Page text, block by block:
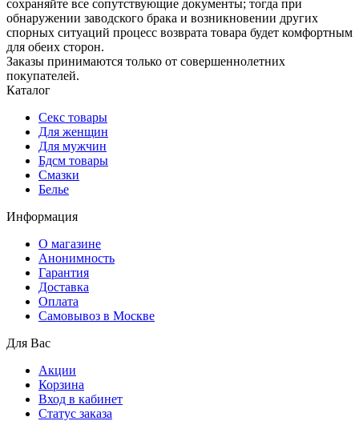
сохраняйте все сопутствующие документы; тогда при
обнаружении заводского брака и возникновении других
спорных ситуаций процесс возврата товара будет комфортным
для обеих сторон.
Заказы принимаются только от совершеннолетних
покупателей.
Каталог
Секс товары
Для женщин
Для мужчин
Бдсм товары
Смазки
Белье
Информация
О магазине
Анонимность
Гарантия
Доставка
Oплата
Самовывоз в Москве
Для Вас
Акции
Корзина
Вход в кабинет
Статус заказа